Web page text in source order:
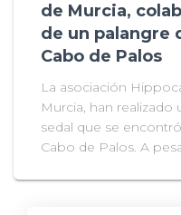
de Murcia,
de un palangre
Cabo de Palos
La asociación
Murcia, han realizado
sedal que se
Cabo de Palos. A